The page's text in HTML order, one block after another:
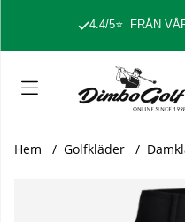
4.4/5⭐ FRÅN
Hem Golfkläder
Produktbilder Röhnisch